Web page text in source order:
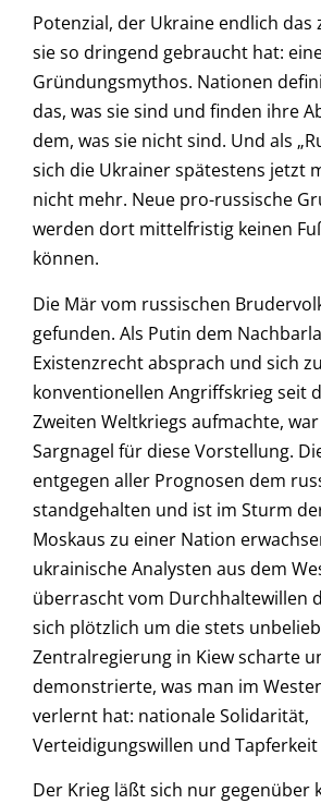
Potenzial, der Ukraine endlich das
sie so dringend gebraucht hat:
Gründungsmythos. Nationen
das, was sie sind und finden ihre
dem, was sie nicht sind. Und als
sich die Ukrainer spätestens jetzt
nicht mehr. Neue pro-russische
werden dort mittelfristig keinen
können.
Die Mär vom russischen
gefunden. Als Putin dem
Existenzrecht absprach und sich
konventionellen Angriffskrieg seit
Zweiten Weltkriegs aufmachte,
Sargnagel für diese Vorstellung.
entgegen aller Prognosen dem
standgehalten und ist im Sturm
Moskaus zu einer Nation
ukrainische Analysten aus dem
überrascht vom Durchhaltewillen
sich plötzlich um die stets
Zentralregierung in Kiew scharte
demonstrierte, was man im
verlernt hat: nationale Solidarität,
Verteidigungswillen und
Der Krieg läßt sich nur gegenüber